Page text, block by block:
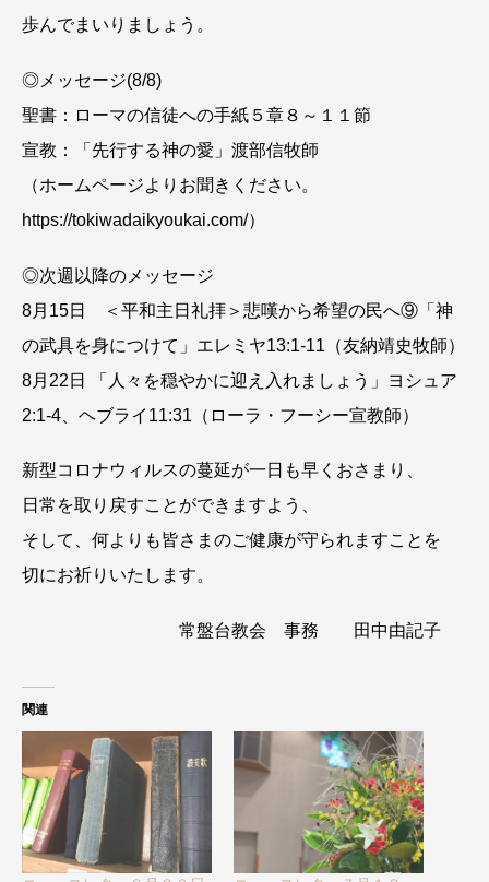
歩んでまいりましょう。
◎メッセージ(8/8)
聖書：ローマの信徒への手紙５章８～１１節
宣教：「先行する神の愛」渡部信牧師
（ホームページよりお聞きください。
https://tokiwadaikyoukai.com/）
◎次週以降のメッセージ
8月15日 ＜平和主日礼拝＞悲嘆から希望の民へ⑨「神
の武具を身につけて」エレミヤ13:1-11（友納靖史牧師）
8月22日 「人々を穏やかに迎え入れましょう」ヨシュア
2:1-4、ヘブライ11:31（ローラ・フーシー宣教師）
新型コロナウィルスの蔓延が一日も早くおさまり、
日常を取り戻すことができますよう、
そして、何よりも皆さまのご健康が守られますことを
切にお祈りいたします。
常盤台教会 事務 田中由記子
関連